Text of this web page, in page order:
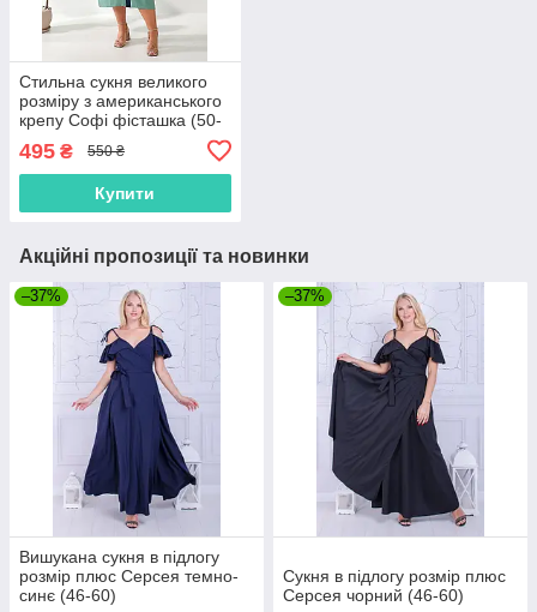
Стильна сукня великого
розміру з американського
крепу Софі фісташка (50-
495 ₴ 550 ₴
Купити
Акційні пропозиції та новинки
–37%
Вишукана сукня в підлогу
розмір плюс Серсея темно-
синє (46-60)
–37%
Сукня в підлогу розмір плюс
Серсея чорний (46-60)